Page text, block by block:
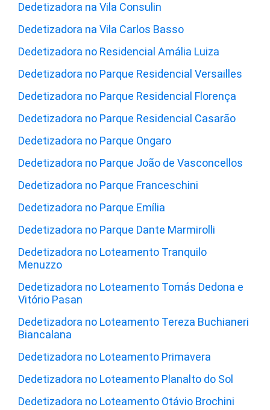
Dedetizadora na Vila Consulin
Dedetizadora na Vila Carlos Basso
Dedetizadora no Residencial Amália Luiza
Dedetizadora no Parque Residencial Versailles
Dedetizadora no Parque Residencial Florença
Dedetizadora no Parque Residencial Casarão
Dedetizadora no Parque Ongaro
Dedetizadora no Parque João de Vasconcellos
Dedetizadora no Parque Franceschini
Dedetizadora no Parque Emília
Dedetizadora no Parque Dante Marmirolli
Dedetizadora no Loteamento Tranquilo
Menuzzo
Dedetizadora no Loteamento Tomás Dedona e
Vitório Pasan
Dedetizadora no Loteamento Tereza Buchianeri
Biancalana
Dedetizadora no Loteamento Primavera
Dedetizadora no Loteamento Planalto do Sol
Dedetizadora no Loteamento Otávio Brochini